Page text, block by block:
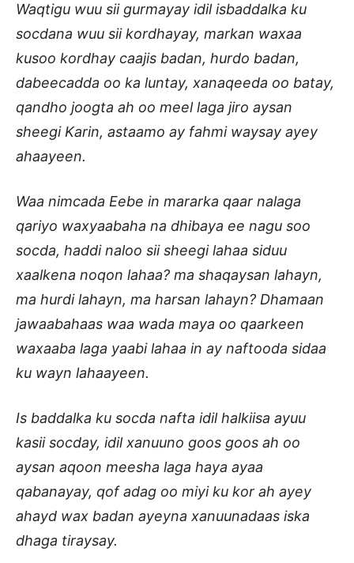
Waqtigu wuu sii gurmayay idil isbaddalka ku
socdana wuu sii kordhayay, markan waxaa
kusoo kordhay caajis badan, hurdo badan,
dabeecadda oo ka luntay, xanaqeeda oo batay,
qandho joogta ah oo meel laga jiro aysan
sheegi Karin, astaamo ay fahmi waysay ayey
ahaayeen.
Waa nimcada Eebe in mararka qaar nalaga
qariyo waxyaabaha na dhibaya ee nagu soo
socda, haddi naloo sii sheegi lahaa siduu
xaalkena noqon lahaa? ma shaqaysan lahayn,
ma hurdi lahayn, ma harsan lahayn? Dhamaan
jawaabahaas waa wada maya oo qaarkeen
waxaaba laga yaabi lahaa in ay naftooda sidaa
ku wayn lahaayeen.
Is baddalka ku socda nafta idil halkiisa ayuu
kasii socday, idil xanuuno goos goos ah oo
aysan aqoon meesha laga haya ayaa
qabanayay, qof adag oo miyi ku kor ah ayey
ahayd wax badan ayeyna xanuunadaas iska
dhaga tiraysay.